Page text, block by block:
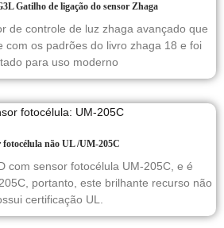
Gatilho de ligação do sensor Zhaga
de controle de luz zhaga avançado que
com os padrões do livro zhaga 18 e foi
para uso moderno
fotocélula não UL /UM-205C
com sensor fotocélula UM-205C, e é
portanto, este brilhante recurso não
certificação UL.